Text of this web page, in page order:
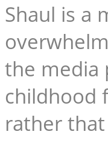
Shaul is a
the media
childhood
rather